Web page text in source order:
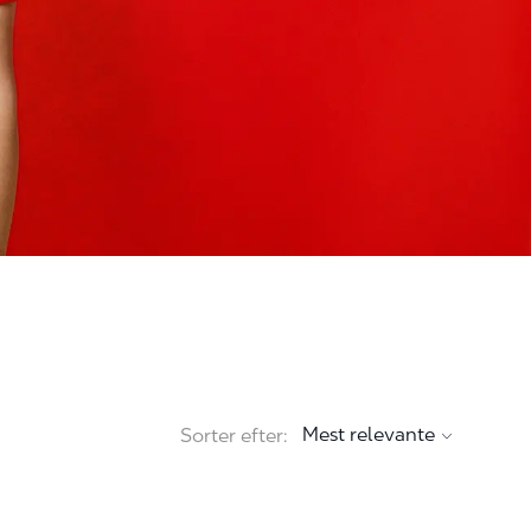
Sorter efter: